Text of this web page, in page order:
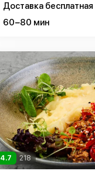
Доставка бесплатная
60−80 мин
4.7 218